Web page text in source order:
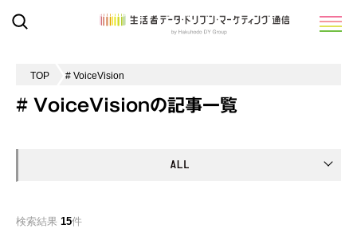
TOP # VoiceVision
# VoiceVisionの記事一覧
検索結果 15件